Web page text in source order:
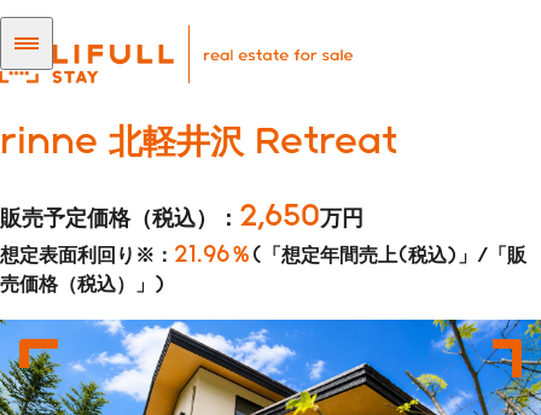
rinne 北軽井沢 Retreat
販売予定価格（税込）： 2,650万円
想定表面利回り※： 21.96％ (「想定年間売上(税込)」/「販
売価格（税込）」)